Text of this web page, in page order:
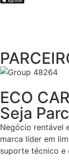
ECO
Seja
Negócio rentável
marca líder em
suporte técnico e